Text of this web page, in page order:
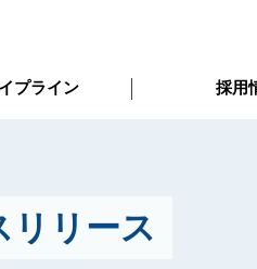
プライン 採用
リリース